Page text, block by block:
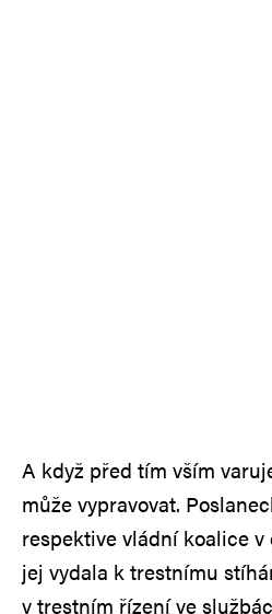
A když před tím vším
může vypravovat.
respektive vládní koalice v
jej vydala k trestnímu
v trestním řízení ve